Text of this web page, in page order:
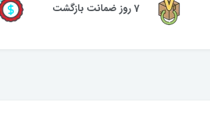
7 روز ضمانت بازگشت